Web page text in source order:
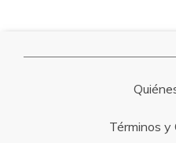
Términos y